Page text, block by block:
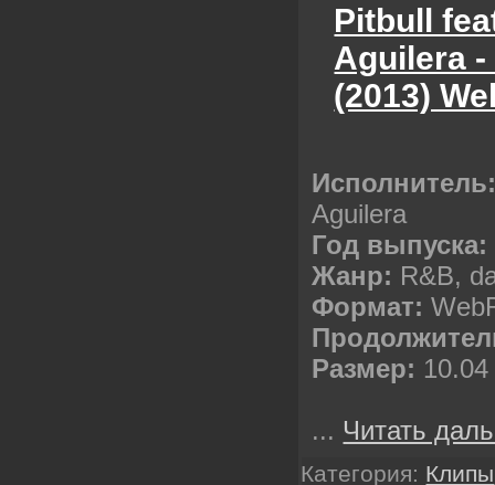
Pitbull
Aguilera -
(2013)
Aguilera
Год выпуска:
Жанр: R&B,
Формат:
Размер:
... Читать
Категория: Клипы